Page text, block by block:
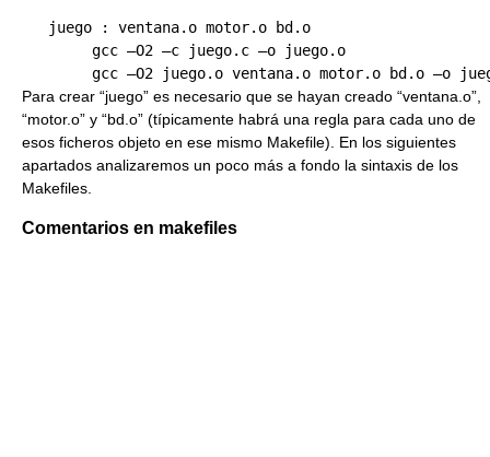
   juego : ventana.o motor.o bd.o
        gcc –O2 –c juego.c –o juego.o
Para crear “juego” es necesario que se hayan creado “ventana.o”,
“motor.o” y “bd.o” (típicamente habrá una regla para cada uno de
esos ficheros objeto en ese mismo Makefile). En los siguientes
apartados analizaremos un poco más a fondo la sintaxis de los
Makefiles.
Comentarios en makefiles